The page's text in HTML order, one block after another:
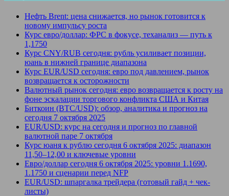
Нефть Brent: цена снижается, но рынок готовится к
новому импульсу роста
Курс евро/доллар: ФРС в фокусе, теханализ — путь к
1,1750
Курс CNY/RUB сегодня: рубль усиливает позиции,
юань в нижней границе диапазона
Курс EUR/USD сегодня: евро под давлением, рынок
возвращается к осторожности
Валютный рынок сегодня: евро возвращается к росту на
фоне эскалации торгового конфликта США и Китая
Биткоин (BTC/USD): обзор, аналитика и прогноз на
сегодня 7 октября 2025
EUR/USD: курс на сегодня и прогноз по главной
валютной паре 7 октября
Курс юаня к рублю сегодня 6 октября 2025: диапазон
11,50–12,00 и ключевые уровни
Евро/доллар сегодня 6 октября 2025: уровни 1.1690,
1.1750 и сценарии перед NFP
EUR/USD: шпаргалка трейдера (готовый гайд + чек-
листы)